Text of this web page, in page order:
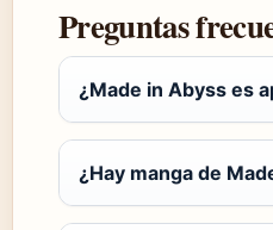
Preguntas
¿Made in Abyss es
¿Hay manga de